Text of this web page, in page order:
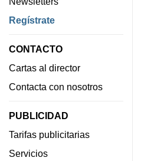
Regístrate
CONTACTO
Cartas al director
Contacta con nosotros
PUBLICIDAD
Tarifas publicitarias
Servicios